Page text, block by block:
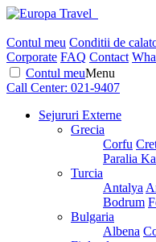
Contul meu Conditii de
Corporate FAQ Contact
Contul meuMenu
Call Center: 021-9407
Sejururi Externe
Grecia
Corfu
Paralia
Turcia
Antalya
Bodrum
Bulgaria
Albena